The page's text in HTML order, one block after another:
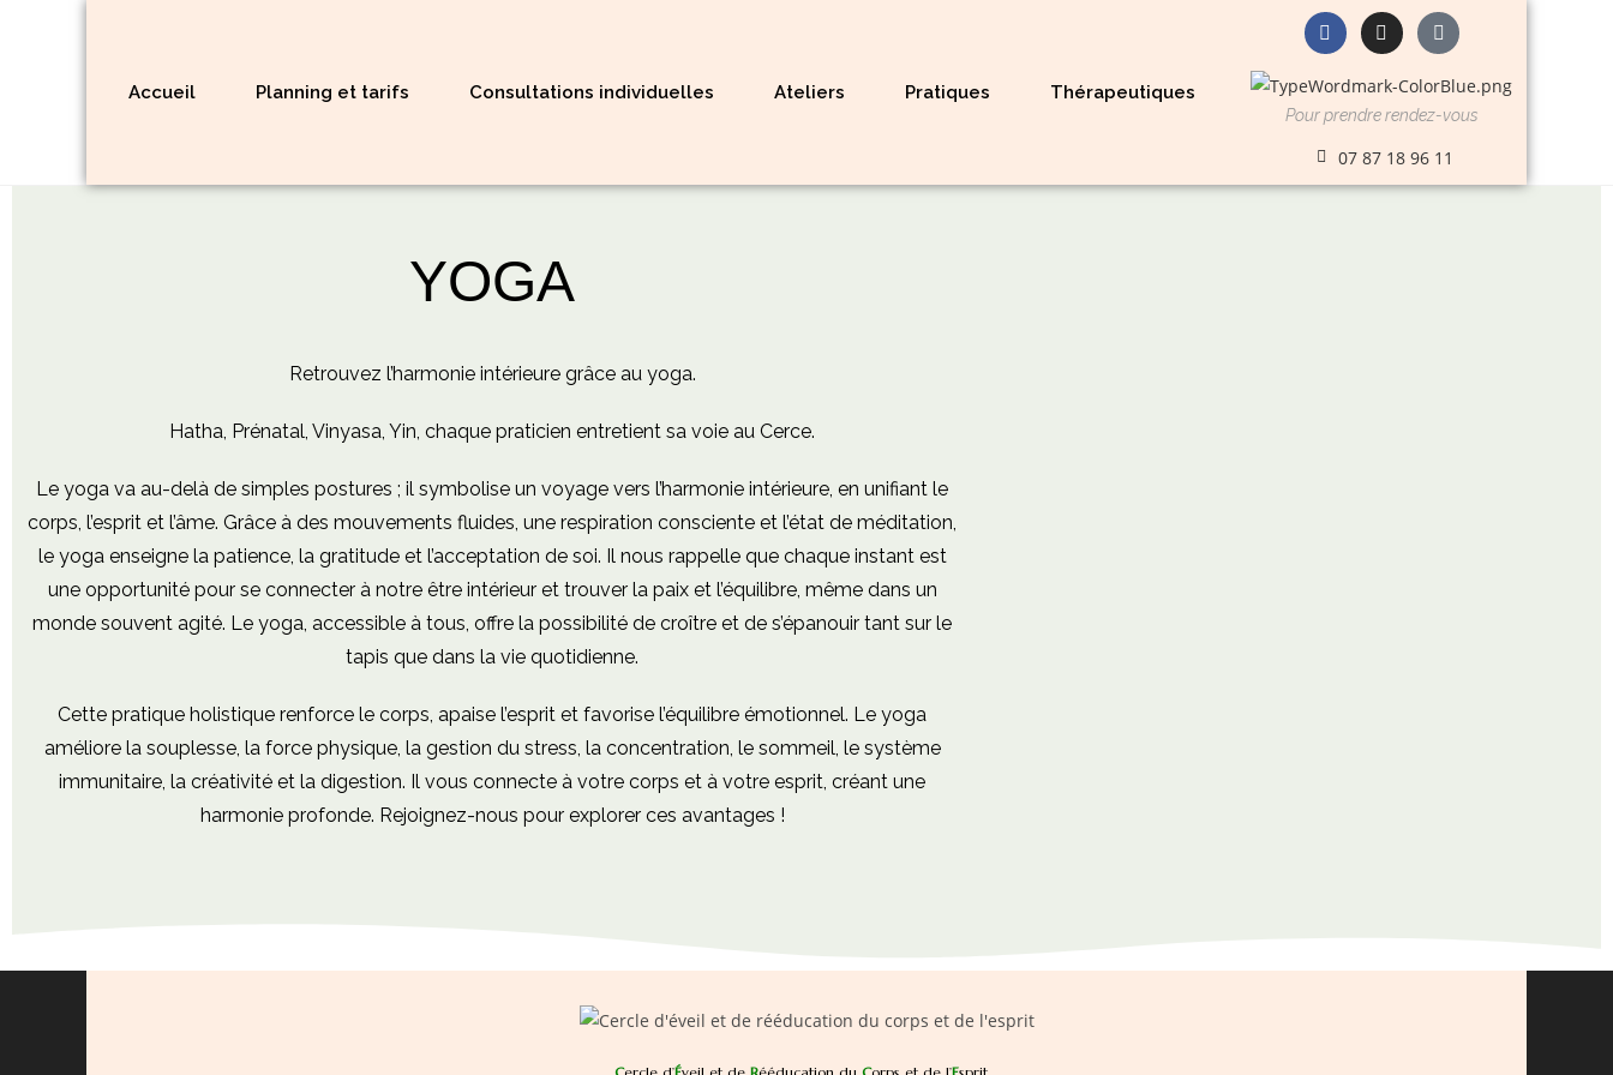
Accueil Planning et tarifs Consultations individuelles Ateliers Pratiques Thérapeutiques
Pour prendre rendez-vous
07 87 18 96 11
YOGA
Retrouvez l’harmonie intérieure grâce au yoga.
Hatha, Prénatal, Vinyasa, Yin, chaque praticien entretient sa voie au Cerce.
Le yoga va au-delà de simples postures ; il symbolise un voyage vers l’harmonie intérieure, en unifiant le
corps, l’esprit et l’âme. Grâce à des mouvements fluides, une respiration consciente et l’état de méditation,
le yoga enseigne la patience, la gratitude et l’acceptation de soi. Il nous rappelle que chaque instant est
une opportunité pour se connecter à notre être intérieur et trouver la paix et l’équilibre, même dans un
monde souvent agité. Le yoga, accessible à tous, offre la possibilité de croître et de s’épanouir tant sur le
tapis que dans la vie quotidienne.
Cette pratique holistique renforce le corps, apaise l’esprit et favorise l’équilibre émotionnel. Le yoga
améliore la souplesse, la force physique, la gestion du stress, la concentration, le sommeil, le système
immunitaire, la créativité et la digestion. Il vous connecte à votre corps et à votre esprit, créant une
harmonie profonde. Rejoignez-nous pour explorer ces avantages !